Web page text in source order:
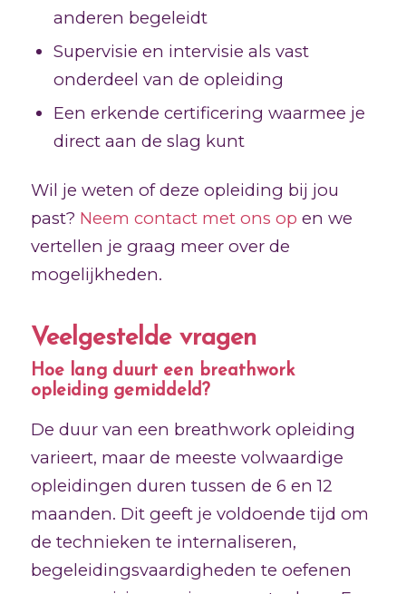
anderen begeleidt
Supervisie en intervisie als vast
onderdeel van de opleiding
Een erkende certificering waarmee je
direct aan de slag kunt
Wil je weten of deze opleiding bij jou
past? Neem contact met ons op en we
vertellen je graag meer over de
mogelijkheden.
Veelgestelde vragen
Hoe lang duurt een breathwork
opleiding gemiddeld?
De duur van een breathwork opleiding
varieert, maar de meeste volwaardige
opleidingen duren tussen de 6 en 12
maanden. Dit geeft je voldoende tijd om
de technieken te internaliseren,
begeleidingsvaardigheden te oefenen